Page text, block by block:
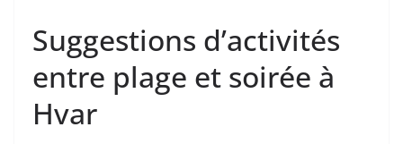
Suggestions d’activités
entre plage et soirée à
Hvar